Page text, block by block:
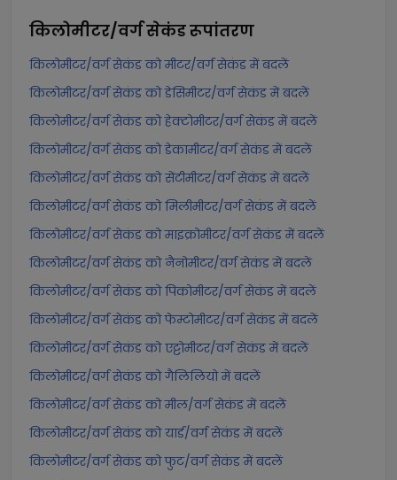
किलोमीटर/वर्ग सेकंडरूपांतरण
किलोमीटर/वर्ग सेकंड को मीटर/वर्ग सेकंड में बदलें
किलोमीटर/वर्ग सेकंड को डेसिमीटर/वर्ग सेकंड में बदलें
किलोमीटर/वर्ग सेकंड को हेक्टोमीटर/वर्ग सेकंड में बदलें
किलोमीटर/वर्ग सेकंड को डेकामीटर/वर्ग सेकंड में बदलें
किलोमीटर/वर्ग सेकंड को सेंटीमीटर/वर्ग सेकंड में बदलें
किलोमीटर/वर्ग सेकंड को मिलीमीटर/वर्ग सेकंड में बदलें
किलोमीटर/वर्ग सेकंड को माइक्रोमीटर/वर्ग सेकंड में बदलें
किलोमीटर/वर्ग सेकंड को नैनोमीटर/वर्ग सेकंड में बदलें
किलोमीटर/वर्ग सेकंड को पिकोमीटर/वर्ग सेकंड में बदलें
किलोमीटर/वर्ग सेकंड को फेम्टोमीटर/वर्ग सेकंड में बदलें
किलोमीटर/वर्ग सेकंड को एट्टोमीटर/वर्ग सेकंड में बदलें
किलोमीटर/वर्ग सेकंड को गैलिलियो में बदलें
किलोमीटर/वर्ग सेकंड को मील/वर्ग सेकंड में बदलें
किलोमीटर/वर्ग सेकंड को यार्ड/वर्ग सेकंड में बदलें
किलोमीटर/वर्ग सेकंड को फुट/वर्ग सेकंड में बदलें